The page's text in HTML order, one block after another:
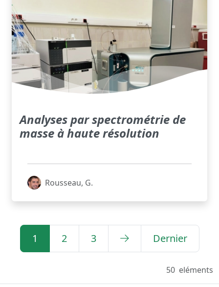
Analyses par spectrométrie de
masse à haute résolution
Rousseau, G.
1 2 3 Dernier
50 eléments